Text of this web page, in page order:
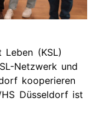
Leben (KSL)
Netzwerk und
kooperieren
Düsseldorf ist